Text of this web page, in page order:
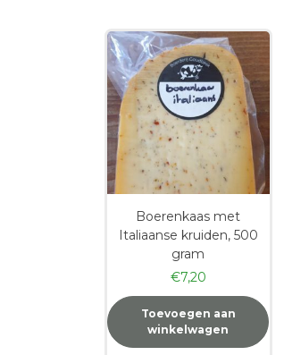
Boerenkaas met
Italiaanse kruiden, 500
gram
€7,20
Toevoegen aan
winkelwagen